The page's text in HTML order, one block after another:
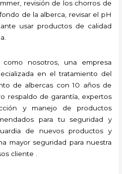
revisión de los chorros de
de la alberca, revisar el pH
usar productos de calidad
como nosotros, una empresa
en el tratamiento del
de albercas con 10 años de
respaldo de garantía, expertos
y manejo de productos
para tu seguridad y
de nuevos productos y
mayor seguridad para nuestra
cliente .